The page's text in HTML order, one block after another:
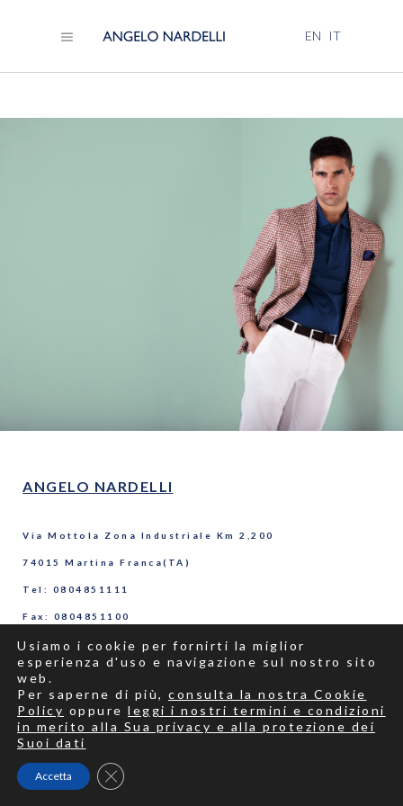
EN IT
ANGELO NARDELLI
Via Mottola Zona Industriale Km 2,200
74015 Martina Franca(TA)
Tel: 0804851111
Fax: 0804851100
P.Iva 02154100735
Usiamo i cookie per fornirti la miglior
esperienza d'uso e navigazione sul nostro sito
web.
Per saperne di più, consulta la nostra Cookie
Policy oppure leggi i nostri termini e condizioni
in merito alla Sua privacy e alla protezione dei
Suoi dati
Accetta Close GDPR Cookie Banner